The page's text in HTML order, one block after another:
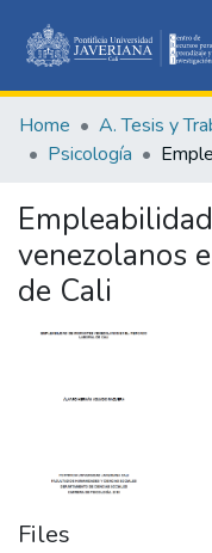
Home A. Tesis y
Psicología
venezolanos
de Cali
Files